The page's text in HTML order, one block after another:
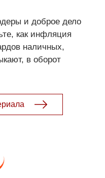
и доброе дело
как инфляция
наличных,
в оборот